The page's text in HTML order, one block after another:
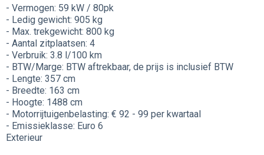
- Vermogen: 59 kW / 80pk
- Ledig gewicht: 905 kg
- Max. trekgewicht: 800 kg
- Aantal zitplaatsen: 4
- Verbruik: 3.8 l/100 km
- BTW/Marge: BTW aftrekbaar, de prijs is inclusief BTW
- Lengte: 357 cm
- Breedte: 163 cm
- Hoogte: 1488 cm
- Motorrijtuigenbelasting: € 92 - 99 per kwartaal
- Emissieklasse: Euro 6
Exterieur